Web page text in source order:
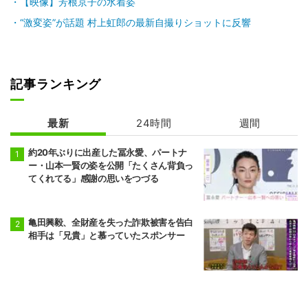
“激変姿”が話題 村上虹郎の最新自撮りショットに反響
記事ランキング
最新 24時間 週間
約20年ぶりに出産した冨永愛、パートナ
ー・山本一賢の姿を公開「たくさん背負っ
てくれてる」感謝の思いをつづる
亀田興毅、全財産を失った詐欺被害を告白
相手は「兄貴」と慕っていたスポンサー